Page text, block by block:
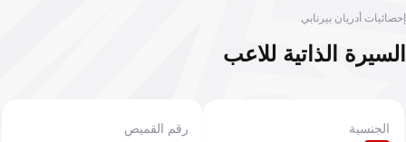
إحصائيات أدريان بيرنابي
السيرة الذاتية للاعب
الجنسية رقم القميص